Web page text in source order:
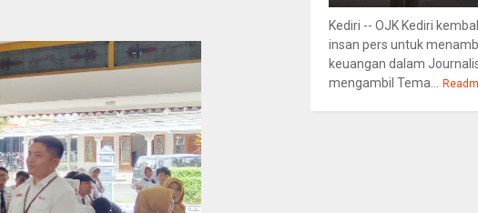
Kediri -- OJK Kediri
insan pers untuk
keuangan dalam
mengambil Tema...